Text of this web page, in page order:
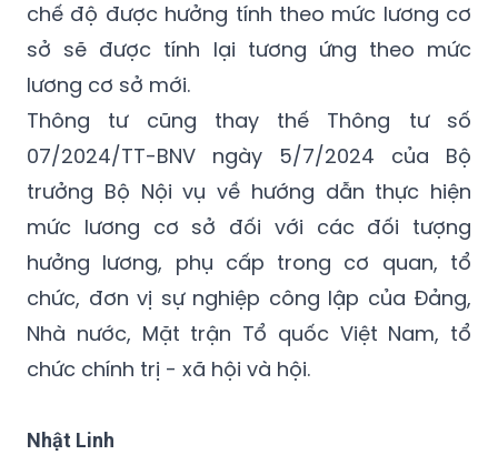
hành kể từ ngày 1/7/2026.
Từ thời điểm này, các khoản trích và các
chế độ được hưởng tính theo mức lương cơ
sở sẽ được tính lại tương ứng theo mức
lương cơ sở mới.
Thông tư cũng thay thế Thông tư số
07/2024/TT-BNV ngày 5/7/2024 của Bộ
trưởng Bộ Nội vụ về hướng dẫn thực hiện
mức lương cơ sở đối với các đối tượng
hưởng lương, phụ cấp trong cơ quan, tổ
chức, đơn vị sự nghiệp công lập của Đảng,
chức chính trị - xã hội và hội.